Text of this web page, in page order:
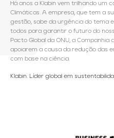
Há anos a Klabin vem trilhando um
Climáticas. A empresa, que tem a
gestão, sabe da urgência do tema
todos para garantir o futuro do
Pacto Global da ONU, a
apoiarem a causa da redução das
com base na ciência.
Klabin. Líder global em